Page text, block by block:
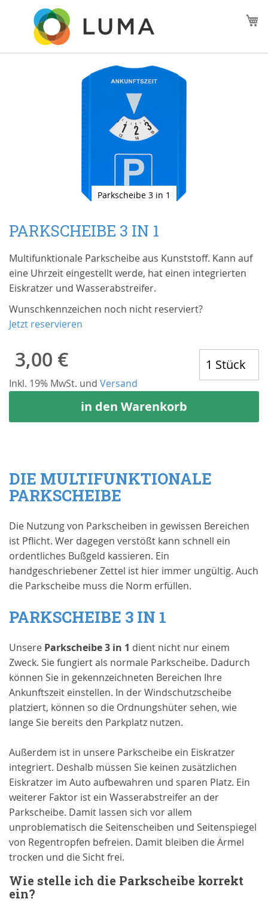
Inhalt
springen
Parkscheibe 3 in 1
Anfang
der
Bildgalerie
springen
PARKSCHEIBE 3 IN 1
Multifunktionale Parkscheibe aus Kunststoff. Kann auf
eine Uhrzeit eingestellt werde, hat einen integrierten
Eiskratzer und Wasserabstreifer.
Wunschkennzeichen noch nicht reserviert?
Jetzt reservieren
3,00 €
Inkl. 19% MwSt. und Versand
in den Warenkorb
DIE MULTIFUNKTIONALE
PARKSCHEIBE
Die Nutzung von Parkscheiben in gewissen Bereichen
ist Pflicht. Wer dagegen verstößt kann schnell ein
ordentliches Bußgeld kassieren. Ein
handgeschriebener Zettel ist hier immer ungültig. Auch
die Parkscheibe muss die Norm erfüllen.
PARKSCHEIBE 3 IN 1
Unsere Parkscheibe 3 in 1 dient nicht nur einem
Zweck. Sie fungiert als normale Parkscheibe. Dadurch
können Sie in gekennzeichneten Bereichen Ihre
Ankunftszeit einstellen. In der Windschutzscheibe
platziert, können so die Ordnungshüter sehen, wie
lange Sie bereits den Parkplatz nutzen.
Außerdem ist in unsere Parkscheibe ein Eiskratzer
integriert. Deshalb müssen Sie keinen zusätzlichen
Eiskratzer im Auto aufbewahren und sparen Platz. Ein
weiterer Faktor ist ein Wasserabstreifer an der
Parkscheibe. Damit lassen sich vor allem
unproblematisch die Seitenscheiben und Seitenspiegel
von Regentropfen befreien. Damit bleiben die Ärmel
trocken und die Sicht frei.
Wie stelle ich die Parkscheibe korrekt
ein?